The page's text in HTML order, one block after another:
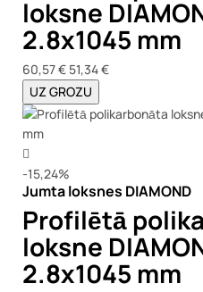
loksne
2.8x1045 mm
60,57 € 51,34 €
UZ GROZU
-15,24%
Jumta loksnes DIAMOND
Profilētā
loksne
2.8x1045 mm